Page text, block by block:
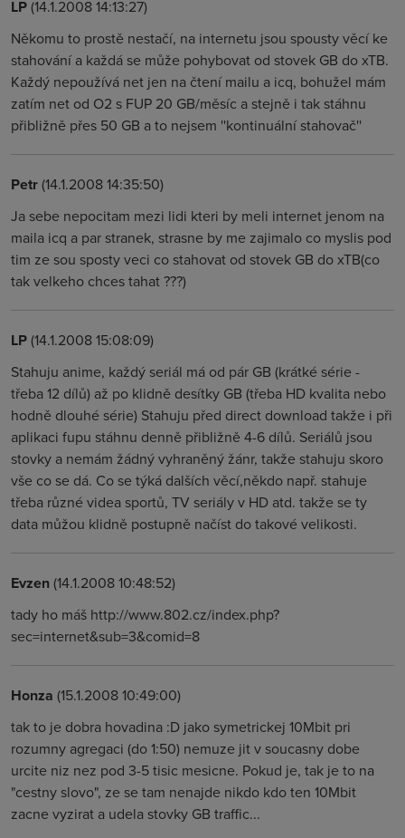
LP(14.1.2008 14:13:27)
Někomu to prostě nestačí, na internetu jsou spousty věcí ke
stahování a každá se může pohybovat od stovek GB do xTB.
Každý nepoužívá net jen na čtení mailu a icq, bohužel mám
zatím net od O2 s FUP 20 GB/měsíc a stejně i tak stáhnu
přibližně přes 50 GB a to nejsem ''kontinuální stahovač''
Petr(14.1.2008 14:35:50)
Ja sebe nepocitam mezi lidi kteri by meli internet jenom na
maila icq a par stranek, strasne by me zajimalo co myslis pod
tim ze sou sposty veci co stahovat od stovek GB do xTB(co
tak velkeho chces tahat ???)
LP(14.1.2008 15:08:09)
Stahuju anime, každý seriál má od pár GB (krátké série -
třeba 12 dílů) až po klidně desítky GB (třeba HD kvalita nebo
hodně dlouhé série) Stahuju před direct download takže i při
aplikaci fupu stáhnu denně přibližně 4-6 dílů. Seriálů jsou
stovky a nemám žádný vyhraněný žánr, takže stahuju skoro
vše co se dá. Co se týká dalších věcí,někdo např. stahuje
třeba různé videa sportů, TV seriály v HD atd. takže se ty
data můžou klidně postupně načíst do takové velikosti.
Evzen(14.1.2008 10:48:52)
tady ho máš http://www.802.cz/index.php?
sec=internet&sub=3&comid=8
Honza (15.1.2008 10:49:00)
tak to je dobra hovadina :D jako symetrickej 10Mbit pri
rozumny agregaci (do 1:50) nemuze jit v soucasny dobe
urcite niz nez pod 3-5 tisic mesicne. Pokud je, tak je to na
"cestny slovo", ze se tam nenajde nikdo kdo ten 10Mbit
zacne vyzirat a udela stovky GB traffic...